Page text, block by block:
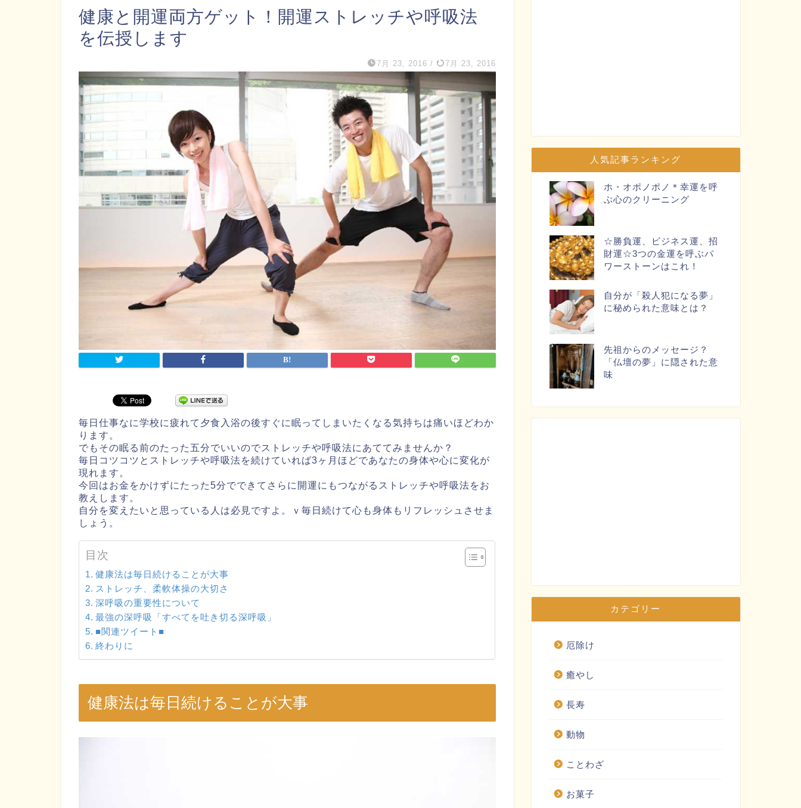
健康と開運両方ゲット！開運ストレッチや呼吸法
を伝授します
7月 23, 2016 / 7月 23, 2016
毎日仕事なに学校に疲れて夕食入浴の後すぐに眠ってしまいたくなる気持ちは痛いほどわか
ります。
でもその眠る前のたった五分でいいのでストレッチや呼吸法にあててみませんか？
毎日コツコツとストレッチや呼吸法を続けていれば3ヶ月ほどであなたの身体や心に変化が
現れます。
今回はお金をかけずにたった5分でできてさらに開運にもつながるストレッチや呼吸法をお
教えします。
自分を変えたいと思っている人は必見ですよ。ｖ毎日続けて心も身体もリフレッシュさせま
しょう。
目次
健康法は毎日続けることが大事
ストレッチ、柔軟体操の大切さ
深呼吸の重要性について
最強の深呼吸「すべてを吐き切る深呼吸」
■関連ツイート■
終わりに
健康法は毎日続けることが大事
人気記事ランキング
ホ・オポノポノ＊幸運を呼
ぶ心のクリーニング
☆勝負運、ビジネス運、招
財運☆3つの金運を呼ぶパ
ワーストーンはこれ！
自分が「殺人犯になる夢」
に秘められた意味とは？
先祖からのメッセージ？
「仏壇の夢」に隠された意
味
カテゴリー
厄除け
癒やし
長寿
動物
ことわざ
お菓子